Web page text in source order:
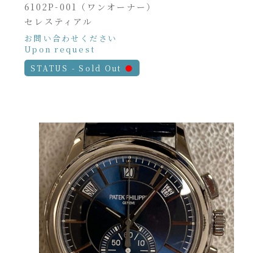
6102P-001（ワンオーナー）
セレスティアル
お問い合わせください
Upon request
STATUS - Sold Out ●